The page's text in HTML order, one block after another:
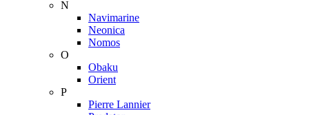
N
Navimarine
Neonica
Nomos
O
Obaku
Orient
P
Pierre Lannier